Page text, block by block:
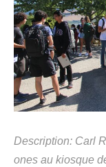
Description: Carl
ones au kiosque d